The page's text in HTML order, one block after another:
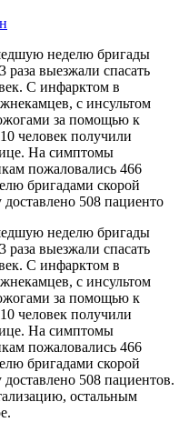
неделю бригады
выезжали спасать
С инфарктом в
с инсультом
за помощью к
человек получили
На симптомы
пожаловались 466
бригадами скорой
508 пациенто
неделю бригады
выезжали спасать
С инфарктом в
с инсультом
за помощью к
человек получили
На симптомы
пожаловались 466
бригадами скорой
508 пациентов.
остальным